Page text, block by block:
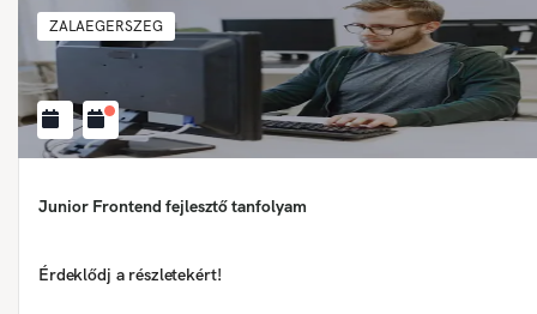
ZALAEGERSZEG
Junior Frontend fejlesztő tanfolyam
Érdeklődj a részletekért!